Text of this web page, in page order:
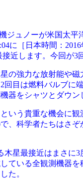
ジュノーが米国太平
に［日本時間：
近します。今回が3
の強力な放射能や磁
回目は燃料バルブに
器をシャツとダウン
いう貴重な機会に
、科学者たちはさ
木星最接近はまさに3
ている全観測機器を
た。